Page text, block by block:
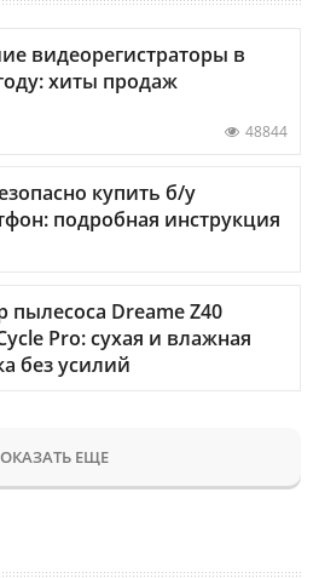
видеорегистраторы в
хиты продаж
48844
купить б/у
подробная инструкция
пылесоса Dreame Z40
Pro: сухая и влажная
без усилий
ЕЩЕ